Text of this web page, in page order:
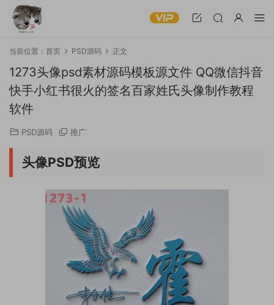
当前位置： 首页 PSD源码 正文
1273头像psd素材源码模板源文件 QQ微信抖音
快手小红书很火的签名百家姓氏头像制作教程
软件
PSD源码 推广
头像PSD预览